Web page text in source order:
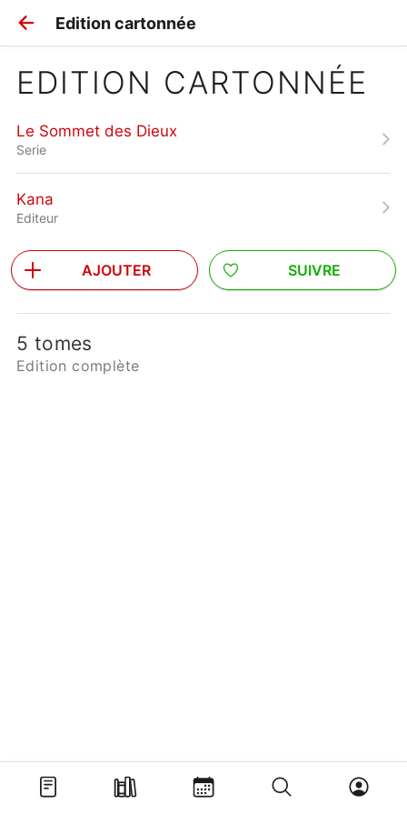
Edition cartonnée
EDITION CARTONNÉE
Le Sommet des Dieux
Serie
Kana
Editeur
AJOUTER SUIVRE
5 tomes
Edition complète